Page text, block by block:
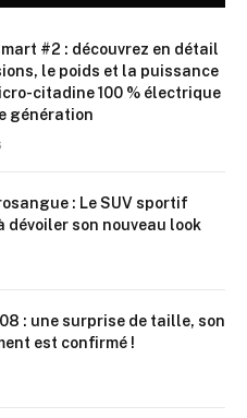
#2 : découvrez en détail
le poids et la puissance
citadine 100 % électrique
génération
: Le SUV sportif
dévoiler son nouveau look
: une surprise de taille, son
est confirmé !